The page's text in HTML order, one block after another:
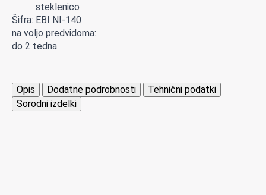
steklenico
Šifra: EBI NI-140
na voljo predvidoma:
do 2 tedna
Opis Dodatne podrobnosti
Tehnični podatki
Sorodni izdelki